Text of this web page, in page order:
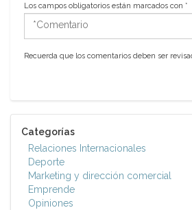
Los campos obligatorios están marcados con *
*Comentario
Recuerda que los comentarios deben ser
Categorías
Relaciones Internacionales
Deporte
Marketing y dirección comercial
Emprende
Opiniones